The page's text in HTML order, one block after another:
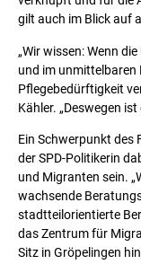
gilt auch im Blick auf
„Wir wissen: Wenn
und im unmittelbaren
Pflegebedürftigkeit
Kähler. „Deswegen
Ein Schwerpunkt des
der SPD-Politikerin
und Migranten sein.
wachsende
stadtteilorientierte
das Zentrum für
Sitz in Gröpelingen